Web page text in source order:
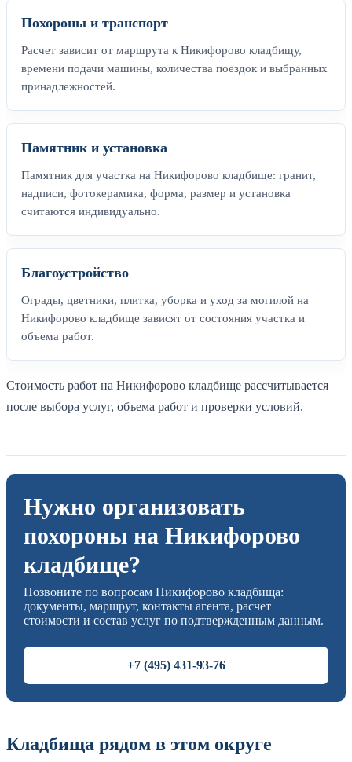
Похороны и транспорт
Расчет зависит от маршрута к Никифорово кладбищу,
времени подачи машины, количества поездок и выбранных
принадлежностей.
Памятник и установка
Памятник для участка на Никифорово кладбище: гранит,
надписи, фотокерамика, форма, размер и установка
считаются индивидуально.
Благоустройство
Ограды, цветники, плитка, уборка и уход за могилой на
Никифорово кладбище зависят от состояния участка и
объема работ.
Стоимость работ на Никифорово кладбище рассчитывается
после выбора услуг, объема работ и проверки условий.
Нужно организовать
похороны на Никифорово
кладбище?
Позвоните по вопросам Никифорово кладбища:
документы, маршрут, контакты агента, расчет
стоимости и состав услуг по подтвержденным данным.
+7 (495) 431-93-76
Кладбища рядом в этом округе